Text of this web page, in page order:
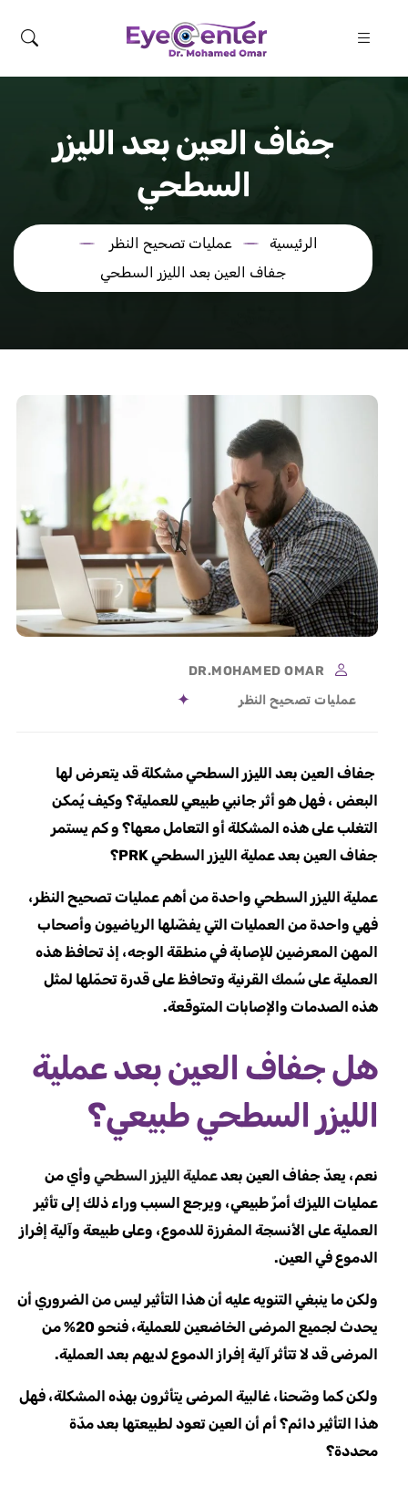
جفاف العين بعد الليزر
السطحي
الرئيسية
عمليات تصحيح النظر
جفاف العين بعد الليزر السطحي
DR.MOHAMED OMAR
عمليات تصحيح النظر
جفاف العين بعد الليزر السطحي مشكلة قد يتعرض لها
البعض ، فهل هو أثر جانبي طبيعي للعملية؟ وكيف يُمكن
التغلب على هذه المشكلة أو التعامل معها؟ و كم يستمر
جفاف العين بعد عملية الليزر السطحي PRK؟
عملية الليزر السطحي واحدة من أهم عمليات تصحيح النظر،
فهي واحدة من العمليات التي يفضّلها الرياضيون وأصحاب
المهن المعرضين للإصابة في منطقة الوجه، إذ تحافظ هذه
العملية على سُمك القرنية وتحافظ على قدرة تحمّلها لمثل
هذه الصدمات والإصابات المتوقّعة.
هل جفاف العين بعد عملية
الليزر السطحي طبيعي؟
نعم، يعدّ جفاف العين بعدعملية الليزر السطحي وأي من
عمليات الليزك أمرٌ طبيعي، ويرجع السبب وراء ذلك إلى تأثير
العملية على الأنسجة المفرزة للدموع، وعلى طبيعة وآلية إفراز
الدموع في العين.
ولكن ما ينبغي التنويه عليه أن هذا التأثير ليس من الضروري أن
يحدث لجميع المرضى الخاضعين للعملية، فنحو 20% من
المرضى قد لا تتأثر آلية إفراز الدموع لديهم بعد العملية.
ولكن كما وضّحنا، غالبية المرضى يتأثرون بهذه المشكلة، فهل
هذا التأثير دائم؟ أم أن العين تعود لطبيعتها بعد مدّة
محددة؟